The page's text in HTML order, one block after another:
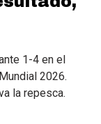
1-4 en el
2026.
la repesca.